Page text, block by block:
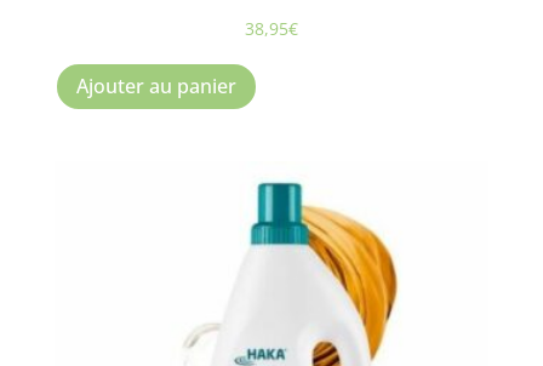
38,95€
Ajouter au panier